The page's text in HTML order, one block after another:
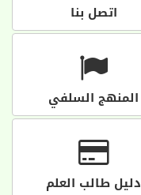
اتصل بنا
المنهج السلفي
دليل طالب العلم